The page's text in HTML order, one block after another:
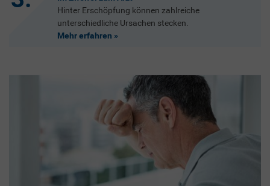
Hinter Erschöpfung können zahlreiche
unterschiedliche Ursachen stecken.
Mehr erfahren